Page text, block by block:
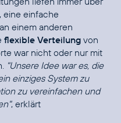
eine einfache
einem anderen
flexible Verteilung von
war nicht oder nur mit
"Unsere Idee war es, die
einziges System zu
zu vereinfachen und
, erklärt